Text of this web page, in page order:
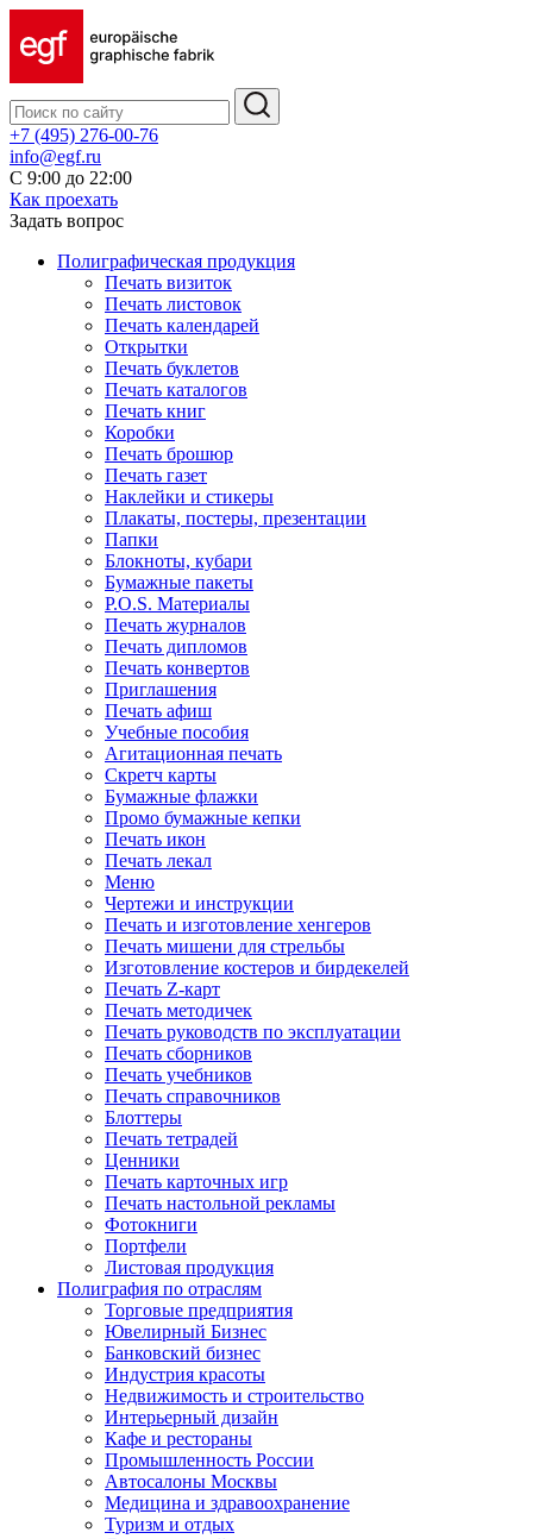
+7 (495) 276-00-76
info@egf.ru
С 9:00 до 22:00
Как проехать
Задать вопрос
Полиграфическая продукция
Печать визиток
Печать листовок
Печать календарей
Открытки
Печать буклетов
Печать каталогов
Печать книг
Коробки
Печать брошюр
Печать газет
Наклейки и стикеры
Плакаты, постеры, презентации
Папки
Блокноты, кубари
Бумажные пакеты
P.O.S. Материалы
Печать журналов
Печать дипломов
Печать конвертов
Приглашения
Печать афиш
Учебные пособия
Агитационная печать
Скретч карты
Бумажные флажки
Промо бумажные кепки
Печать икон
Печать лекал
Меню
Чертежи и инструкции
Печать и изготовление хенгеров
Печать мишени для стрельбы
Изготовление костеров и бирдекелей
Печать Z-карт
Печать методичек
Печать руководств по эксплуатации
Печать сборников
Печать учебников
Печать справочников
Блоттеры
Печать тетрадей
Ценники
Печать карточных игр
Печать настольной рекламы
Фотокниги
Портфели
Листовая продукция
Полиграфия по отраслям
Торговые предприятия
Ювелирный Бизнес
Банковский бизнес
Индустрия красоты
Недвижимость и строительство
Интерьерный дизайн
Кафе и рестораны
Промышленность России
Автосалоны Москвы
Медицина и здравоохранение
Туризм и отдых